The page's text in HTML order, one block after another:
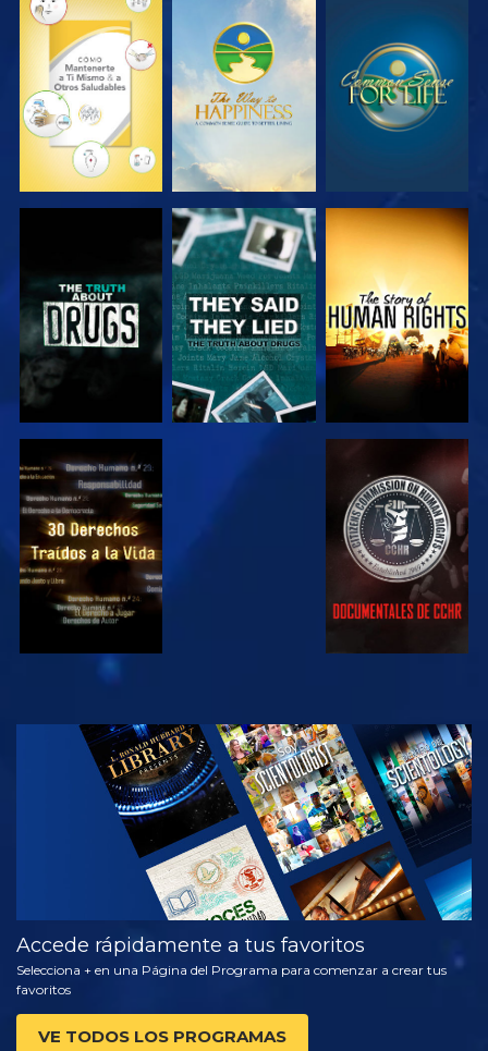
VE VE VE
VE VE
VE VE
VE
EXPLORA LAS
SERIES
Accede rápidamente a tus favoritos
Selecciona + en una Página del Programa para comenzar a crear tus
favoritos
VE TODOS LOS PROGRAMAS